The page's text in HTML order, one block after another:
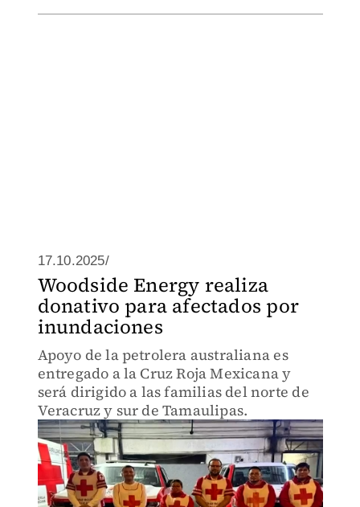
17.10.2025/
Woodside Energy realiza
donativo para afectados por
inundaciones
Apoyo de la petrolera australiana es
entregado a la Cruz Roja Mexicana y
será dirigido a las familias del norte de
Veracruz y sur de Tamaulipas.